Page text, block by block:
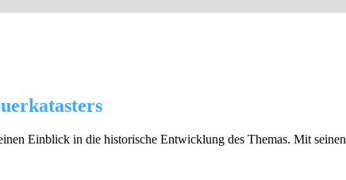
Einblick in die historische Entwicklung des Themas. Mit seinen